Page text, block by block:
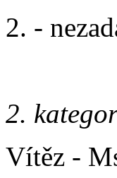
2. -
2.
Vítěz -